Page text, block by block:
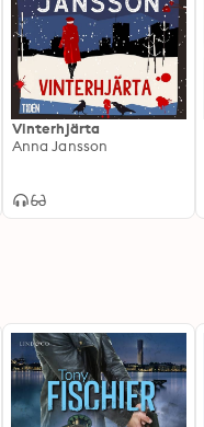
Vinterhjärta
Anna Jansson